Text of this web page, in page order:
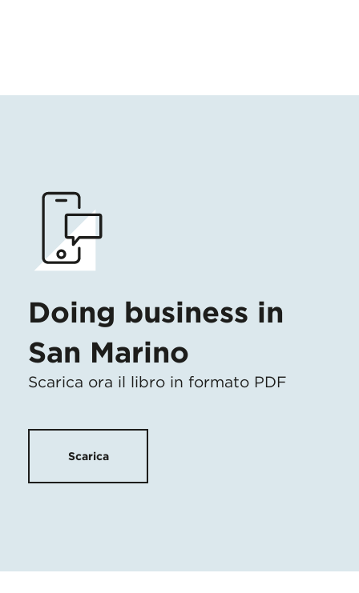
Doing business in
San Marino
Scarica ora il libro in formato PDF
Scarica